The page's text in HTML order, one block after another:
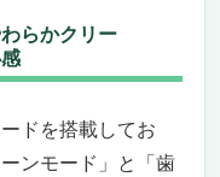
らかクリー
ドを搭載してお
ンモード」と「歯